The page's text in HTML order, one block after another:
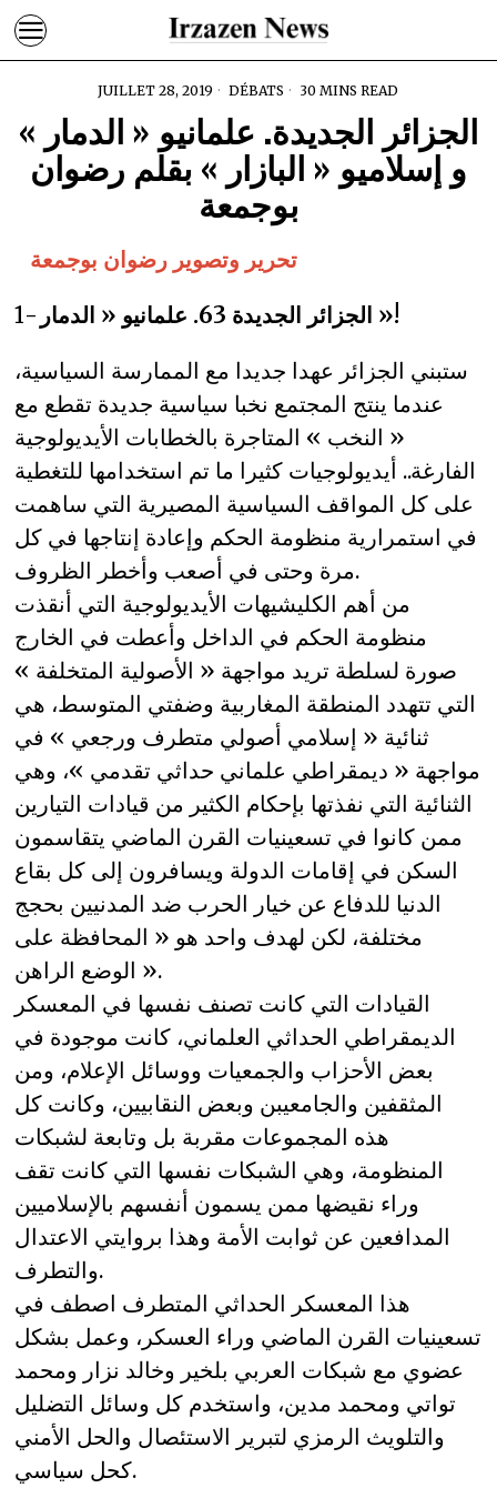
JUILLET 28, 2019 DÉBATS 30 MINS READ
الجزائر الجديدة. علمانيو « الدمار »
و إسلاميو « البازار » بقلم رضوان
بوجمعة
تحرير وتصوير رضوان بوجمعة
1-
الجزائر الجديدة 63. علمانيو « الدمار »!
ستبني الجزائر عهدا جديدا مع الممارسة السياسية،
عندما ينتج المجتمع نخبا سياسية جديدة تقطع مع
« النخب » المتاجرة بالخطابات الأيديولوجية
الفارغة.. أيديولوجيات كثيرا ما تم استخدامها للتغطية
على كل المواقف السياسية المصيرية التي ساهمت
في استمرارية منظومة الحكم وإعادة إنتاجها في كل
مرة وحتى في أصعب وأخطر الظروف.
من أهم الكليشيهات الأيديولوجية التي أنقذت
منظومة الحكم في الداخل وأعطت في الخارج
صورة لسلطة تريد مواجهة « الأصولية المتخلفة »
التي تتهدد المنطقة المغاربية وضفتي المتوسط، هي
ثنائية « إسلامي أصولي متطرف ورجعي » في
مواجهة « ديمقراطي علماني حداثي تقدمي »، وهي
الثنائية التي نفذتها بإحكام الكثير من قيادات التيارين
ممن كانوا في تسعينيات القرن الماضي يتقاسمون
السكن في إقامات الدولة ويسافرون إلى كل بقاع
الدنيا للدفاع عن خيار الحرب ضد المدنيين بحجج
مختلفة، لكن لهدف واحد هو « المحافظة على
الوضع الراهن ».
القيادات التي كانت تصنف نفسها في المعسكر
الديمقراطي الحداثي العلماني، كانت موجودة في
بعض الأحزاب والجمعيات ووسائل الإعلام، ومن
المثقفين والجامعيبن وبعض النقابيين، وكانت كل
هذه المجموعات مقربة بل وتابعة لشبكات
المنظومة، وهي الشبكات نفسها التي كانت تقف
وراء نقيضها ممن يسمون أنفسهم بالإسلاميين
المدافعين عن ثوابت الأمة وهذا بروايتي الاعتدال
والتطرف.
هذا المعسكر الحداثي المتطرف اصطف في
تسعينيات القرن الماضي وراء العسكر، وعمل بشكل
عضوي مع شبكات العربي بلخير وخالد نزار ومحمد
تواتي ومحمد مدين، واستخدم كل وسائل التضليل
والتلويث الرمزي لتبرير الاستئصال والحل الأمني
كحل سياسي.